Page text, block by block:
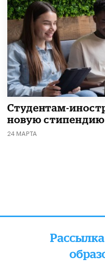
Студентам-
новую стипендию
24 МАРТА